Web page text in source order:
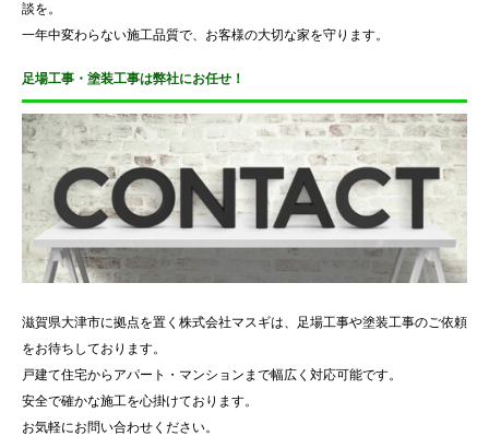
談を。
一年中変わらない施工品質で、お客様の大切な家を守ります。
足場工事・塗装工事は弊社にお任せ！
滋賀県大津市に拠点を置く株式会社マスギは、足場工事や塗装工事のご依頼
をお待ちしております。
戸建て住宅からアパート・マンションまで幅広く対応可能です。
安全で確かな施工を心掛けております。
お気軽にお問い合わせください。